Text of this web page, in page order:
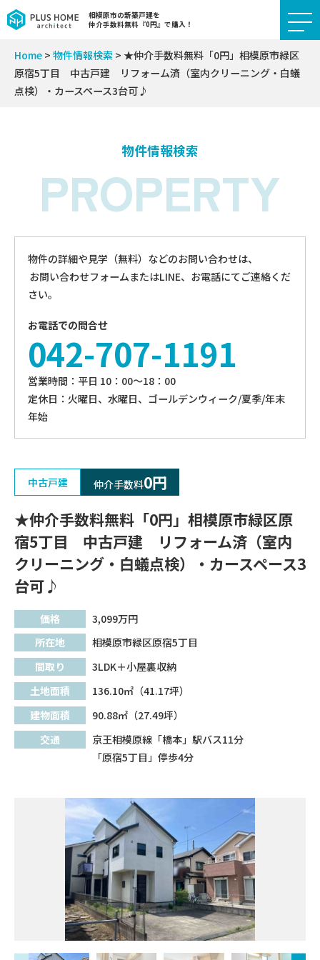
相模原市の新築戸建を
仲介手数料無料『0円』で購入！
Home > 物件情報検索 > ★仲介手数料無料「0円」相模原市緑区
原宿5丁目 中古戸建 リフォーム済（室内クリーニング・白蟻
点検）・カースペース3台可♪
物件情報検索
PROPERTY
物件の詳細や見学（無料）などのお問い合わせは、
お問い合わせフォームまたはLINE、お電話にてご連絡くだ
さい。
お電話での問合せ
042-707-1191
営業時間：平⽇ 10：00〜18：00
定休⽇：火曜日、⽔曜⽇、ゴールデンウィーク/夏季/年末
年始
中古戸建 仲介手数料0円
★仲介手数料無料「0円」相模原市緑区原
宿5丁目 中古戸建 リフォーム済（室内
クリーニング・白蟻点検）・カースペース3
台可♪
価格 3,099万円
所在地
相模原市緑区原宿5丁目
間取り
3LDK＋小屋裏収納
土地面積
136.10㎡（41.17坪）
建物面積
90.88㎡（27.49坪）
交通
京王相模原線「橋本」駅バス11分
「原宿5丁目」停歩4分